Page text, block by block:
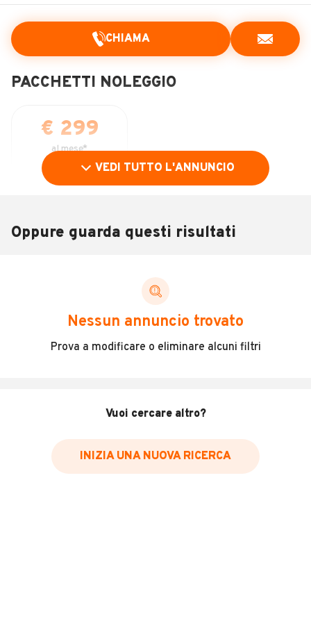
CHIAMA
PACCHETTI NOLEGGIO
€ 299
al mese*
Mesi
DURATA
€ 1.700
* Il canone mensile dei veicoli a noleggio può variare in base alla
durata del contratto, al numero di km inclusi e all'importo versato
VEDI TUTTO L'ANNUNCIO
Oppure guarda questi risultati
Nessun annuncio trovato
Prova a modificare o eliminare alcuni filtri
Vuoi cercare altro?
INIZIA UNA NUOVA RICERCA